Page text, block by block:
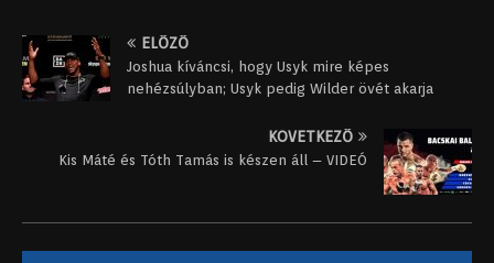
ELŐZŐ
Joshua kíváncsi, hogy Usyk mire képes
nehézsúlyban; Usyk pedig Wilder övét akarja
KÖVETKEZŐ
Kis Máté és Tóth Tamás is készen áll – VIDEÓ